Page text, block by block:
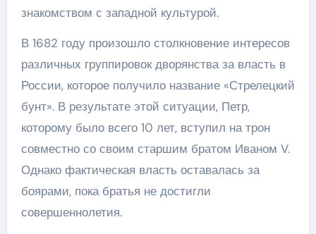
знакомством с западной культурой.
В 1682 году произошло столкновение интересов
различных группировок дворянства за власть в
России, которое получило название «Стрелецкий
бунт». В результате этой ситуации, Петр,
которому было всего 10 лет, вступил на трон
совместно со своим старшим братом Иваном V.
Однако фактическая власть оставалась за
боярами, пока братья не достигли
совершеннолетия.